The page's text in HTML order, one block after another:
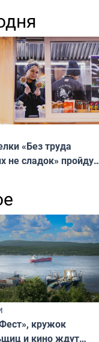
«Без труда
не сладок» пройдут
кружок
и кино ждут